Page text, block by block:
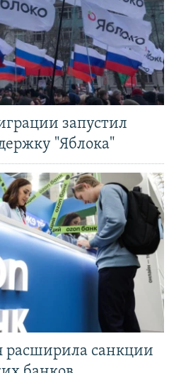
запустил
"Яблока"
расширила санкции